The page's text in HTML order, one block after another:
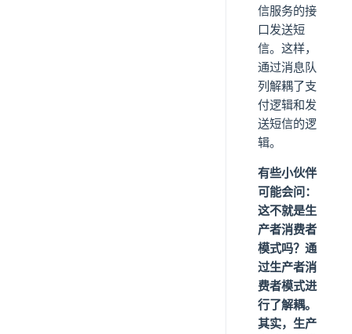
信服务的接
口发送短
信。这样，
通过消息队
列解耦了支
付逻辑和发
送短信的逻
辑。
有些小伙伴
可能会问：
这不就是生
产者消费者
模式吗？通
过生产者消
费者模式进
行了解耦。
其实，生产